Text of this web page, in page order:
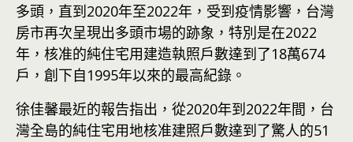
多頭，直到2020年至2022年，受到疫情影響，台灣
房市再次呈現出多頭市場的跡象，特別是在2022
年，核准的純住宅用建造執照戶數達到了18萬674
戶，創下自1995年以來的最高紀錄。
徐佳馨最近的報告指出，從2020年到2022年間，台
灣全島的純住宅用地核准建照戶數達到了驚人的51